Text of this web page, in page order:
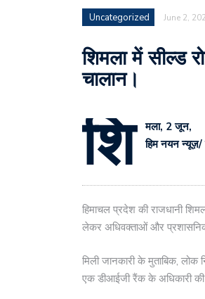
Uncategorized June 2,
शिमला में सील्ड
चालान।
शि
मला, 2 जून,
हिम नयन न्यूज़/
हिमाचल प्रदेश की राजधानी
लेकर अधिवक्ताओं और प्रशासनिक
मिली जानकारी के मुताबिक, लोक
एक डीआईजी रैंक के अधिकारी की